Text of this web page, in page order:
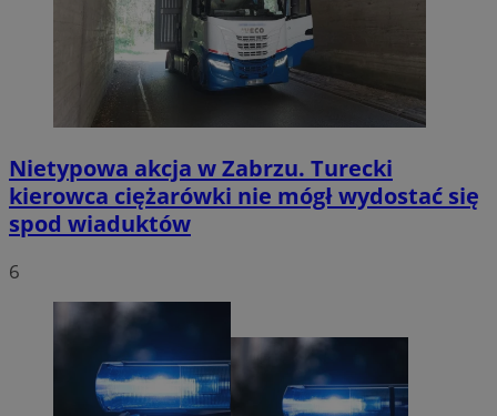
Nietypowa akcja w Zabrzu. Turecki
kierowca ciężarówki nie mógł wydostać się
spod wiaduktów
6